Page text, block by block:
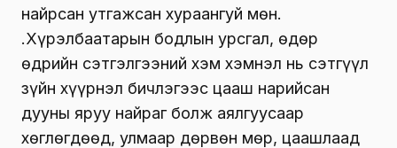
найрсан утгажсан хураангуй мөн.
Ү.Хүрэлбаатарын бодлын урсгал, өдөр
өдрийн сэтгэлгээний хэм хэмнэл нь сэтгүүл
зүйн хүүрнэл бичлэгээс цааш нарийсан
дууны яруу найраг болж аялгуусаар
хөглөгдөөд, улмаар дөрвөн мөр, цаашлаад